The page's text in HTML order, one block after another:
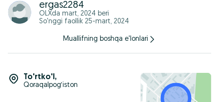
ergas2284
OLXda mart, 2024 beri
So'nggi faollik 25-mart, 2024
Muallifning boshqa e'lonlari
To'rtko'l ,
Qoraqalpog‘iston